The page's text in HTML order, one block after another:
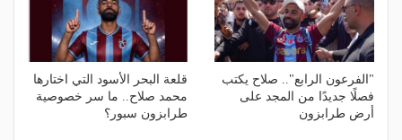
"الفرعون الرابع".. صلاح يكتب
فصلًا جديدًا من المجد على
أرض طرابزون
قلعة البحر الأسود التي اختارها
محمد صلاح.. ما سر خصوصية
طرابزون سبور؟